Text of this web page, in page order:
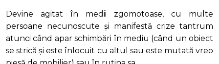
Devine agitat în medii zgomotoase, cu multe
persoane necunoscute și manifestă crize tantrum
atunci când apar schimbări în mediu (când un obiect
se strică și este înlocuit cu altul sau este mutată vreo